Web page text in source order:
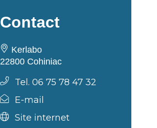
Contact
Kerlabo
22800 Cohiniac
Tel. 06 75 78 47 32
E-mail
Site internet